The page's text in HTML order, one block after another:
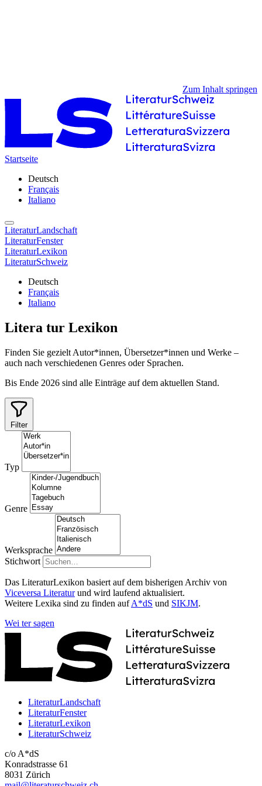
Zum Inhalt springen
Startseite
Deutsch
Français
Italiano
LiteraturLandschaft
LiteraturFenster
LiteraturLexikon
LiteraturSchweiz
Deutsch
Français
Italiano
Litera tur Lexikon
Finden Sie gezielt Autor*innen, Übersetzer*innen und Werke –
auch nach verschiedenen Genres oder Sprachen.
Bis Ende 2026 sind alle Einträge auf dem aktuellen Stand.
Filter
Typ
Genre
Werksprache
Stichwort
Das LiteraturLexikon basiert auf dem bisherigen Archiv von
Viceversa Literaturund wird laufend aktualisiert.
Weitere Lexika sind zu finden aufA*dS und SIKJM.
Wei ter sagen
LiteraturLandschaft
LiteraturFenster
LiteraturLexikon
LiteraturSchweiz
c/o A*dS
Konradstrasse 61
8031 Zürich